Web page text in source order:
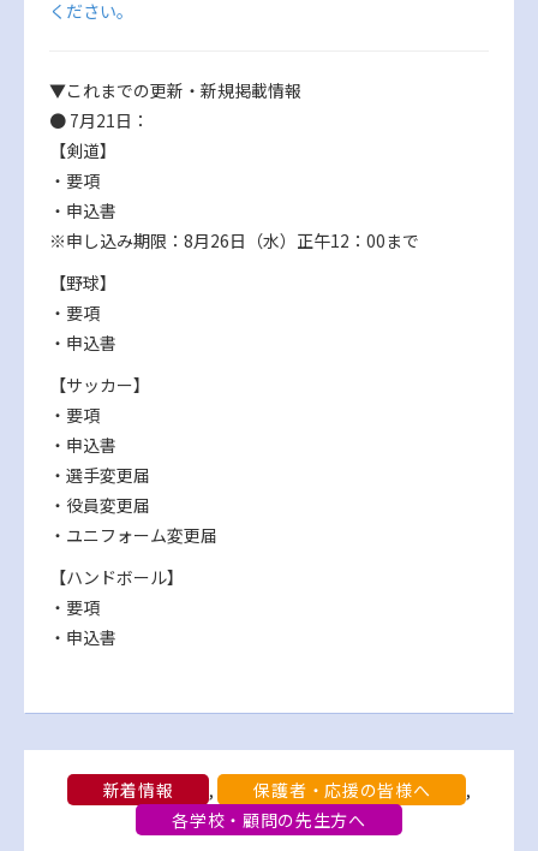
ください。
▼これまでの更新・新規掲載情報
● 7月21日：
【剣道】
・要項
・申込書
※申し込み期限：8月26日（水）正午12：00まで
【野球】
・要項
・申込書
【サッカー】
・要項
・申込書
・選手変更届
・役員変更届
・ユニフォーム変更届
【ハンドボール】
・要項
・申込書
新着情報 , 保護者・応援の皆様へ
,
各学校・顧問の先生方へ